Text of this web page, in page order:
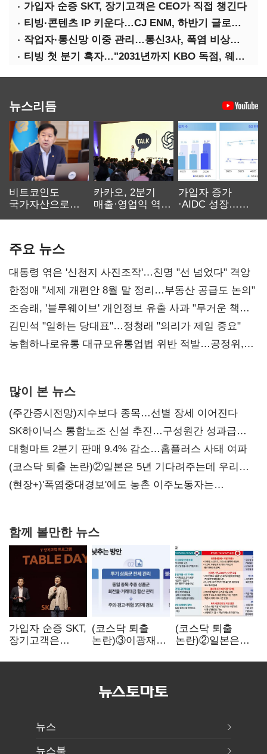
가입자 순증 SKT, 장기고객은 CEO가 직접 챙긴다
티빙·콘텐츠 IP 키운다…CJ ENM, 하반기 글로벌 확장 가속
작업자·통신망 이중 관리…통신3사, 폭염 비상대응 돌입
티빙 첫 분기 흑자…"2031년까지 KBO 독점, 웨이브 합병도 속도"
뉴스리듬
비트코인도
국가자산으로…'
카카오, 2분기
매출·영업익 역대
가입자 증가
·AIDC 성장…
주요 뉴스
대통령 엮은 '신천지 사진조작'…친명 "선 넘었다" 격앙
한정애 "세제 개편안 8월 말 정리…부동산 공급도 논의"
조승래, '블루웨이브' 개인정보 유출 사과 "무거운 책임
통감"
김민석 "일하는 당대표"…정청래 "의리가 제일 중요"
농협하나로유통 대규모유통업법 위반 적발…공정위,
많이 본 뉴스
(주간증시전망)지수보다 종목…선별 장세 이어진다
SK하이닉스 통합노조 신설 추진…구성원간 성과급
불만 확산
대형마트 2분기 판매 9.4% 감소…홈플러스 사태 여파
(코스닥 퇴출 논란)②일본은 5년 기다려주는데 우리는
당장 퇴출?…시간만으론 부족한 코스닥 구하기
(현장+)'폭염중대경보'에도 농촌 이주노동자는
함께 볼만한 뉴스
가입자 순증 SKT,
장기고객은
챙긴다
(코스닥 퇴출
논란)③이광재
자동차 없애지는
(코스닥 퇴출
논란)②일본은
기다려주는데
뉴스
뉴스북